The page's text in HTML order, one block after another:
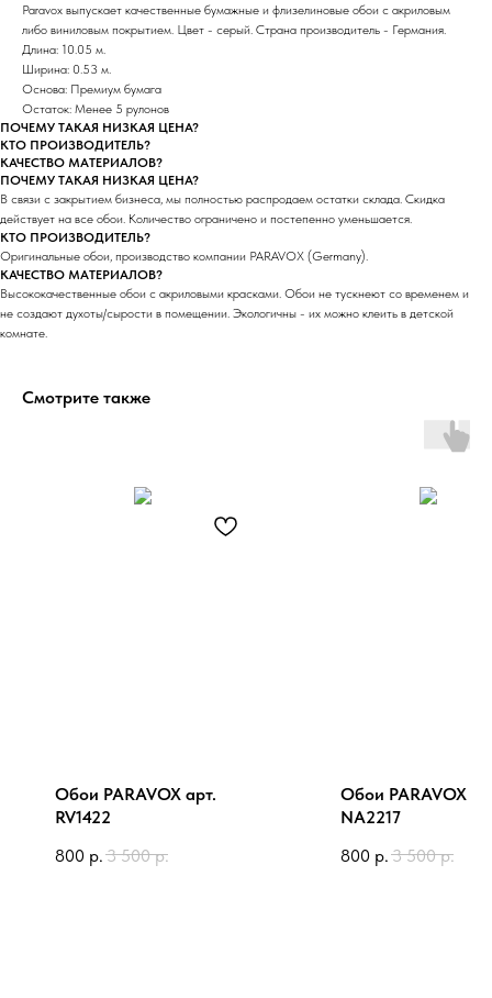
Paravox выпускает качественные бумажные и флизелиновые обои с акриловым
либо виниловым покрытием. Цвет - серый. Страна производитель - Германия.
Длина: 10.05 м.
Ширина: 0.53 м.
Основа: Премиум бумага
Остаток: Менее 5 рулонов
ПОЧЕМУ ТАКАЯ НИЗКАЯ ЦЕНА?
КТО ПРОИЗВОДИТЕЛЬ?
КАЧЕСТВО МАТЕРИАЛОВ?
ПОЧЕМУ ТАКАЯ НИЗКАЯ ЦЕНА?
В связи с закрытием бизнеса, мы полностью распродаем остатки склада. Скидка
действует на все обои. Количество ограничено и постепенно уменьшается.
КТО ПРОИЗВОДИТЕЛЬ?
Оригинальные обои, производство компании PARAVOX (Germany).
КАЧЕСТВО МАТЕРИАЛОВ?
Высококачественные обои с акриловыми красками. Обои не тускнеют со временем и
не создают духоты/сырости в помещении. Экологичны - их можно клеить в детской
комнате.
Смотрите также
Обои PARAVOX арт.
RV1422
800 р. 3 500 р.
Обои PARAVOX
NA2217
800 р. 3 500 р.